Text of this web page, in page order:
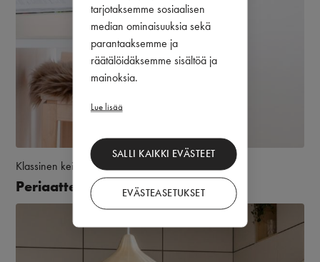
tarjotaksemme sosiaalisen
median ominaisuuksia sekä
parantaaksemme ja
räätälöidäksemme sisältöä ja
mainoksia.
Lue lisää
SALLI KAIKKI EVÄSTEET
EVÄSTEASETUKSET
Klassinen keittiö
Periaatteen keittiö